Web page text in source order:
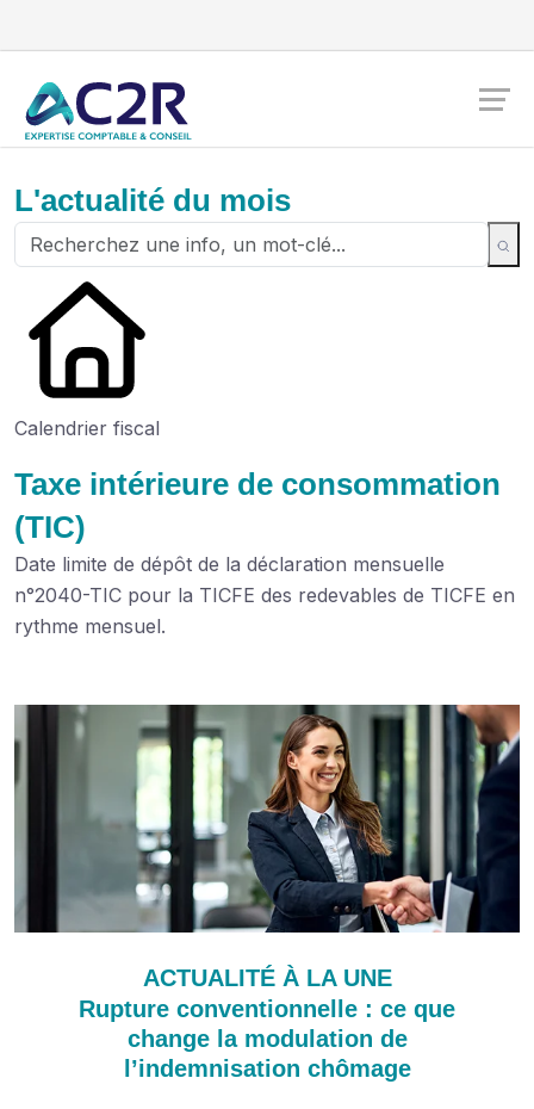
L'actualité du mois
Calendrier fiscal
Taxe intérieure de consommation
(TIC)
Date limite de dépôt de la déclaration mensuelle
n°2040-TIC pour la TICFE des redevables de TICFE en
rythme mensuel.
ACTUALITÉ À LA UNE
Rupture conventionnelle : ce que
change la modulation de
l’indemnisation chômage